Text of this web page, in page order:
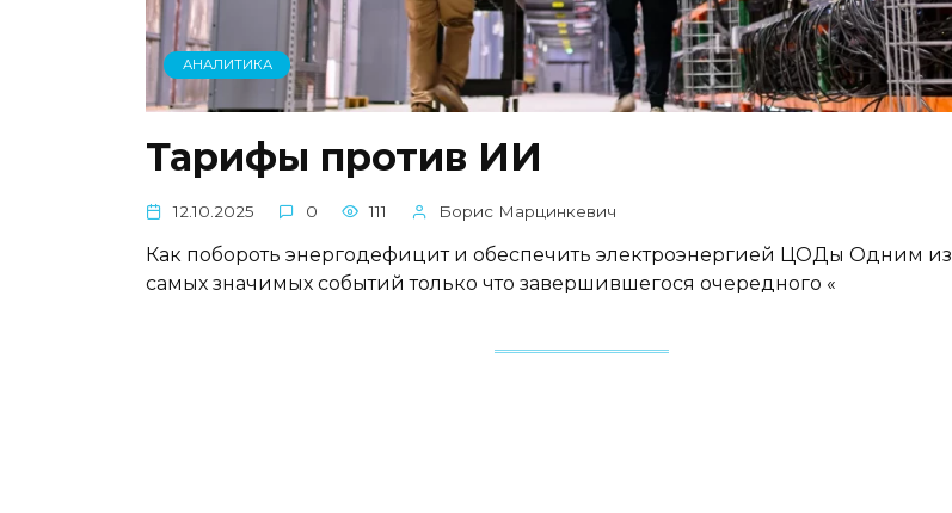
АНАЛИТИКА
Тарифы против ИИ
12.10.2025 0 111 Борис Марцинкевич
Как побороть энергодефицит и обеспечить электроэнергией ЦОДы Одним из
самых значимых событий только что завершившегося очередного «